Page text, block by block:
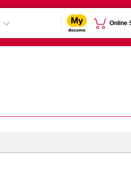
Online